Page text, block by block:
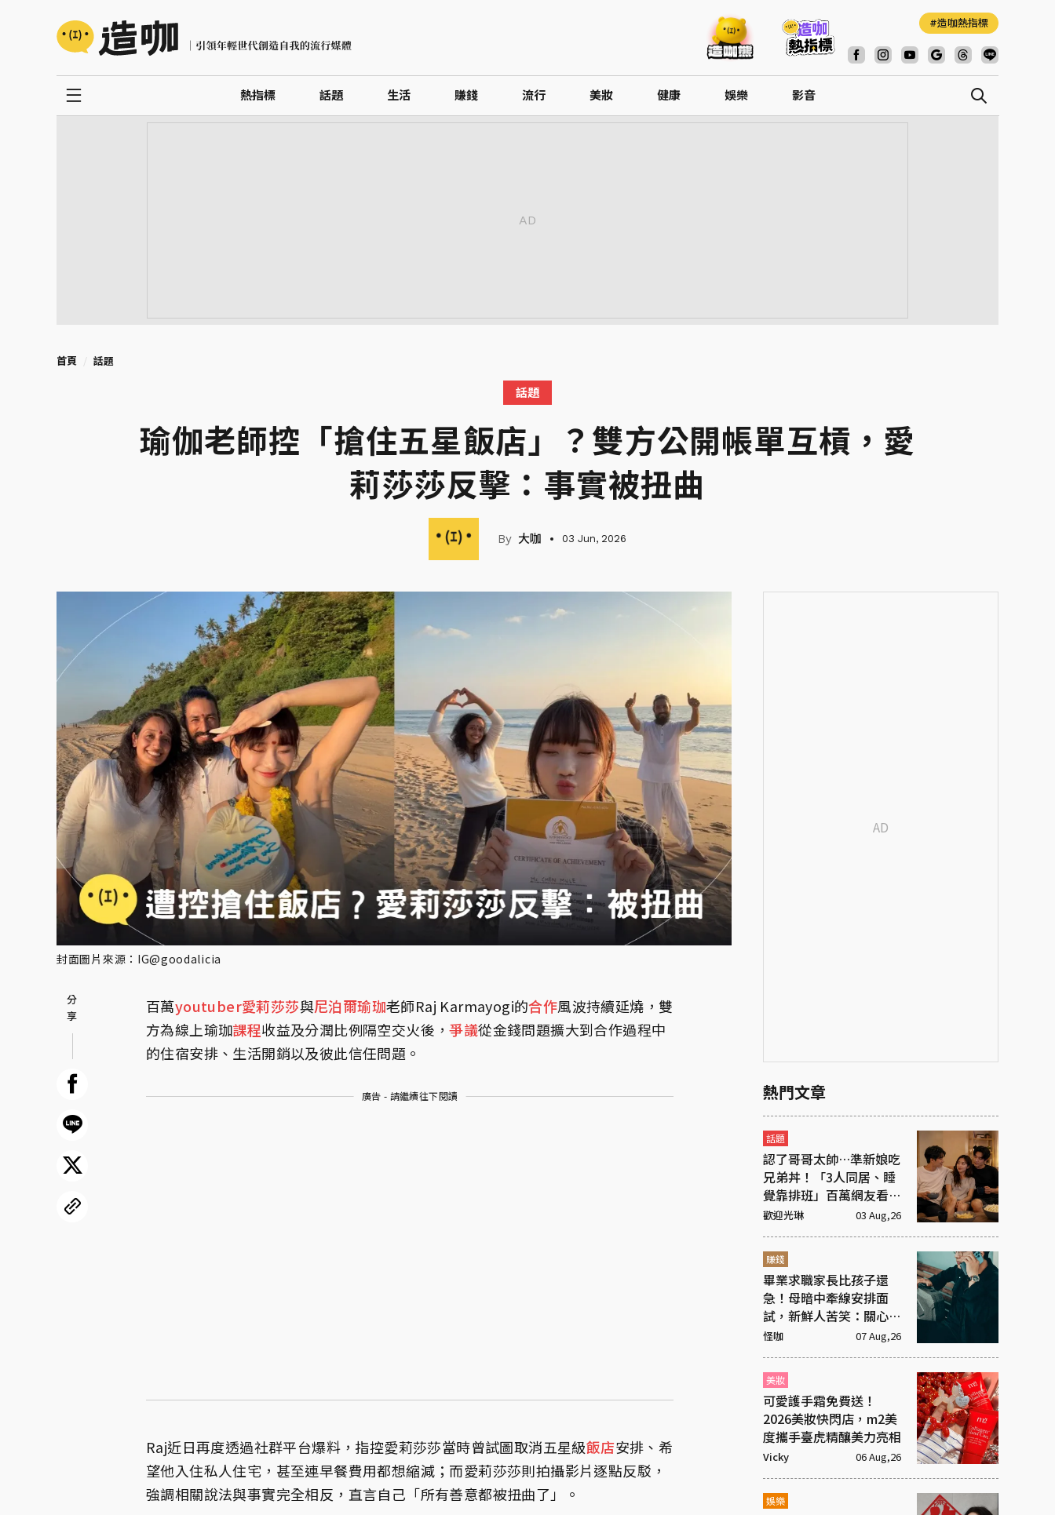
造咖熱指標
熱指標 話題 生活 賺錢 流行 美妝 健康 娛樂 影音
首頁 話題
話題
瑜伽老師控「搶住五星飯店」？雙方公開帳單互槓，愛
莉莎莎反擊：事實被扭曲
大咖 03 Jun, 2026
封面圖片來源：IG@goodalicia
百萬youtuber愛莉莎莎與尼泊爾瑜珈老師Raj Karmayogi的合作風波持續延燒，雙
方為線上瑜珈課程收益及分潤比例隔空交火後，爭議從金錢問題擴大到合作過程中
的住宿安排、生活開銷以及彼此信任問題。
廣告 - 請繼續往下閱讀
Raj近日再度透過社群平台爆料，指控愛莉莎莎當時曾試圖取消五星級飯店安排、希
望他入住私人住宅，甚至連早餐費用都想縮減；而愛莉莎莎則拍攝影片逐點反駁，
強調相關說法與事實完全相反，直言自己「所有善意都被扭曲了」。
熱門文章
話題
認了哥哥太帥…準新娘吃
兄弟丼！「3人同居、睡
覺靠排班」百萬網友看傻
眼
歡迎光琳 03 Aug,26
賺錢
畢業求職家長比孩子還
急！母暗中牽線安排面
試，新鮮人苦笑：關心變
高壓監控
怪咖 07 Aug,26
美妝
可愛護手霜免費送！
2026美妝快閃店，m2美
度攜手臺虎精釀美力亮相
Vicky 06 Aug,26
娛樂